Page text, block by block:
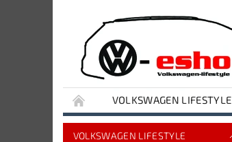
VOLKSWAGEN LIFESTYLE
VYBAVENÍ DÍLNY A GARÁŽE
VOLKSWAGEN LIFESTYLE